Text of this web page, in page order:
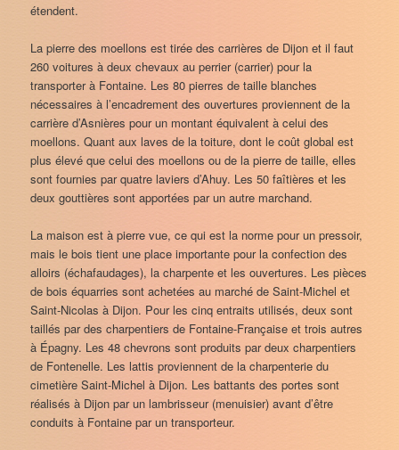
étendent.
La pierre des moellons est tirée des carrières de Dijon et il faut
260 voitures à deux chevaux au perrier (carrier) pour la
transporter à Fontaine. Les 80 pierres de taille blanches
nécessaires à l’encadrement des ouvertures proviennent de la
carrière d’Asnières pour un montant équivalent à celui des
moellons. Quant aux laves de la toiture, dont le coût global est
plus élevé que celui des moellons ou de la pierre de taille, elles
sont fournies par quatre laviers d’Ahuy. Les 50 faîtières et les
deux gouttières sont apportées par un autre marchand.
La maison est à pierre vue, ce qui est la norme pour un pressoir,
mais le bois tient une place importante pour la confection des
alloirs (échafaudages), la charpente et les ouvertures. Les pièces
de bois équarries sont achetées au marché de Saint-Michel et
Saint-Nicolas à Dijon. Pour les cinq entraits utilisés, deux sont
taillés par des charpentiers de Fontaine-Française et trois autres
à Épagny. Les 48 chevrons sont produits par deux charpentiers
de Fontenelle. Les lattis proviennent de la charpenterie du
cimetière Saint-Michel à Dijon. Les battants des portes sont
réalisés à Dijon par un lambrisseur (menuisier) avant d’être
conduits à Fontaine par un transporteur.